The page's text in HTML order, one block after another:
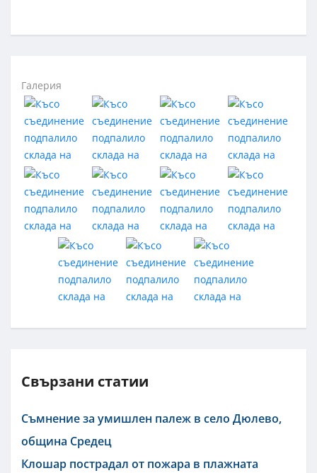
Галерия
Свързани статии
Съмнение за умишлен палеж в село Дюлево,
община Средец
Клошар пострадал от пожара в плажната